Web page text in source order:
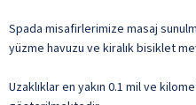
Spada misafirlerimize masaj
yüzme havuzu ve kiralık bisiklet
Uzaklıklar en yakın 0.1 mil ve